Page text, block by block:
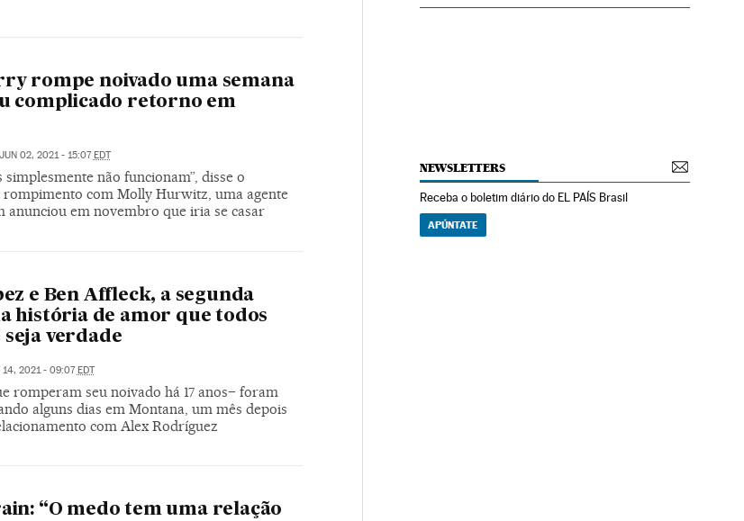
rompe noivado uma semana
complicado retorno em
JUN 02, 2021 - 15:07 EDT
simplesmente não funcionam”, disse o
com Molly Hurwitz, uma agente
anunciou em novembro que iria se casar
e Ben Affleck, a segunda
história de amor que todos
verdade
14, 2021 - 09:07EDT
romperam seu noivado há 17 anos– foram
alguns dias em Montana, um mês depois
com Alex Rodríguez
“O medo tem uma relação
NEWSLETTERS
Receba o boletim diário do EL PAÍS Brasil
APÚNTATE